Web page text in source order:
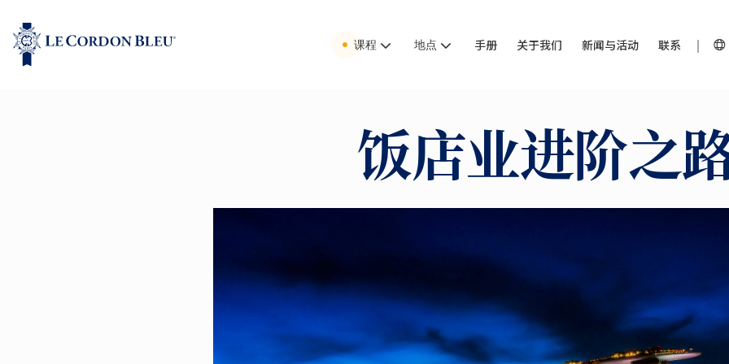
课程 地点 手册 关于我们 新闻与活动 联系
饭店业进阶之